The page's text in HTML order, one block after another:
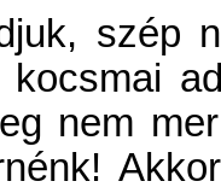
szép
nem